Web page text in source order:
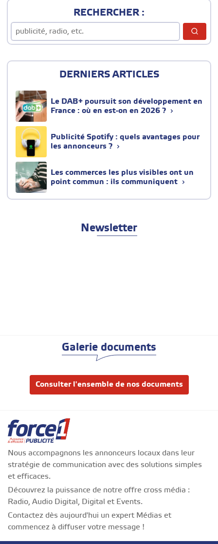
RECHERCHER :
DERNIERS ARTICLES
Le DAB+ poursuit son développement en
France : où en est-on en 2026 ?
Publicité Spotify : quels avantages pour
les annonceurs ?
Les commerces les plus visibles ont un
point commun : ils communiquent
Newsletter
Galerie documents
Consulter l'ensemble de nos documents
Nous accompagnons les annonceurs locaux dans leur
stratégie de communication avec des solutions simples
et efficaces.
Découvrez la puissance de notre offre cross média :
Radio, Audio Digital, Digital et Events.
Contactez dès aujourd'hui un expert Médias et
commencez à diffuser votre message !